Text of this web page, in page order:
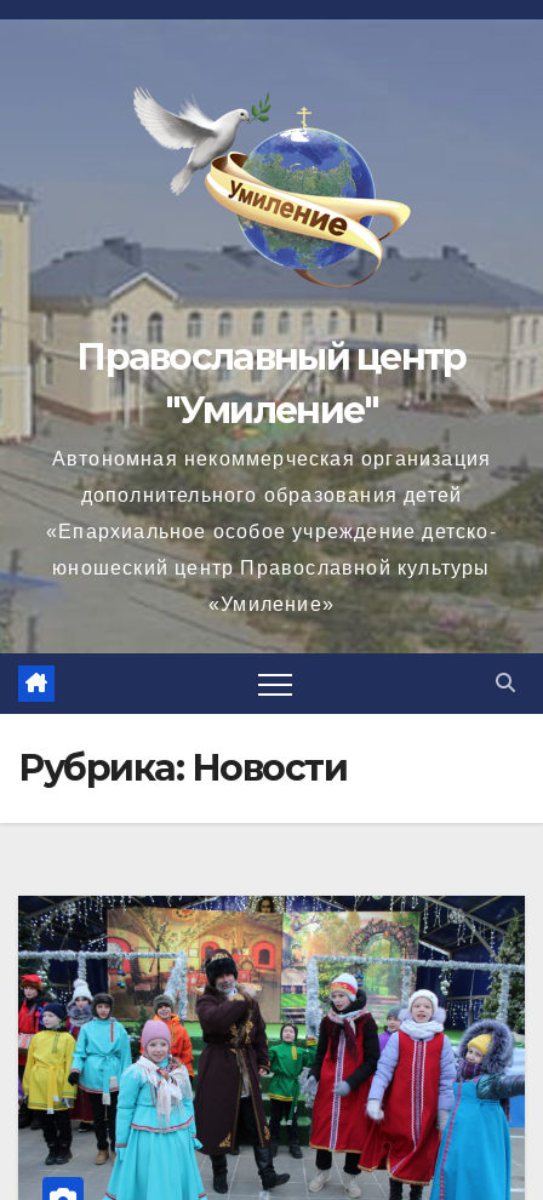
Перейти
Православный центр
"Умиление"
Автономная некоммерческая организация
дополнительного образования детей
«Епархиальное особое учреждение детско-
юношеский центр Православной культуры
«Умиление»
Рубрика: Новости